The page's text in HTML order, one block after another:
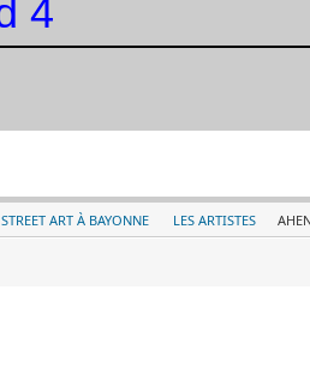
STREET ART À BAYONNE LES ARTISTES